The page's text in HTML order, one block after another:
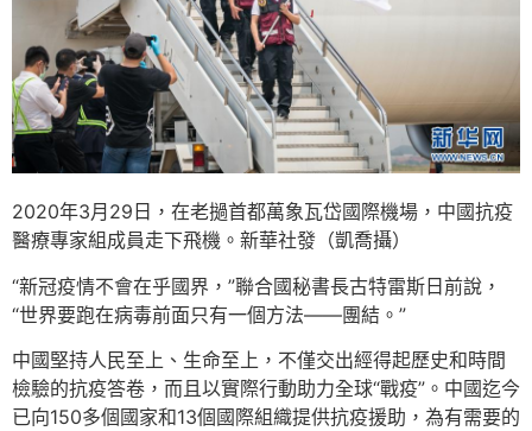
2020年3月29日，在老撾首都萬象瓦岱國際機場，中國抗疫
醫療專家組成員走下飛機。新華社發（凱喬攝）
“新冠疫情不會在乎國界，”聯合國秘書長古特雷斯日前說，
“世界要跑在病毒前面只有一個方法——團結。”
中國堅持人民至上、生命至上，不僅交出經得起歷史和時間
檢驗的抗疫答卷，而且以實際行動助力全球“戰疫”。中國迄今
已向150多個國家和13個國際組織提供抗疫援助，為有需要的